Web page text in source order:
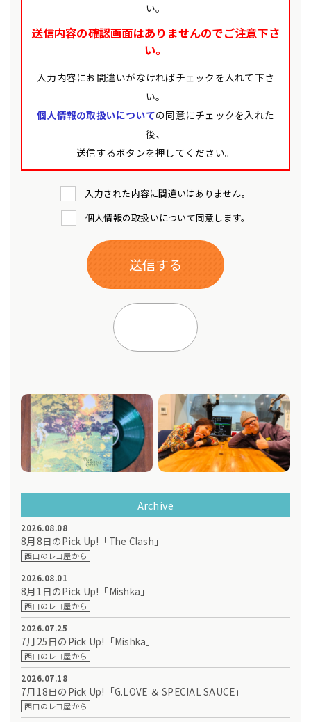
い。
送信内容の確認画面はありませんのでご注意下さ
い。
入力内容にお間違いがなければチェックを入れて下さ
い。
個人情報の取扱いについての同意にチェックを入れた
後、
送信するボタンを押してください。
入力された内容に間違いはありません。
個人情報の取扱いについて同意します。
Archive
2026.08.08
8月8日のPick Up!「The Clash」
西口のレコ屋から
2026.08.01
8月1日のPick Up!「Mishka」
西口のレコ屋から
2026.07.25
7月25日のPick Up!「Mishka」
西口のレコ屋から
2026.07.18
7月18日のPick Up!「G.LOVE ＆ SPECIAL SAUCE」
西口のレコ屋から